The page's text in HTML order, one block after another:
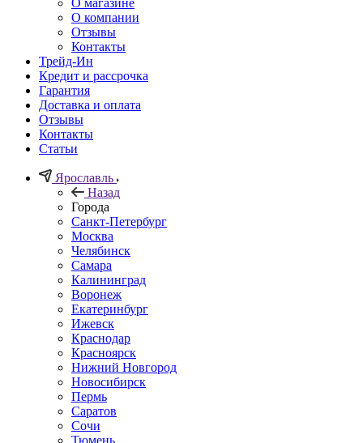
О магазине
О компании
Отзывы
Контакты
Трейд-Ин
Кредит и рассрочка
Гарантия
Доставка и оплата
Отзывы
Контакты
Статьи
Ярославль
Назад
Города
Санкт-Петербург
Москва
Челябинск
Самара
Калининград
Воронеж
Екатеринбург
Ижевск
Краснодар
Красноярск
Нижний Новгород
Новосибирск
Пермь
Саратов
Сочи
Тюмень